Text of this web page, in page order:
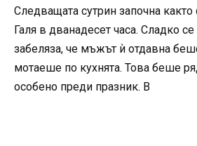
Следващата сутрин започна
Галя в дванадесет часа. Сладко се
забеляза, че мъжът ѝ отдавна
мотаеше по кухнята. Това беше
особено преди празник. В